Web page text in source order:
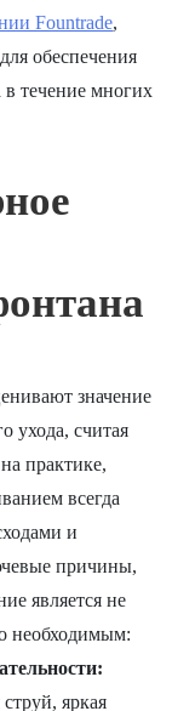
Fountrade,
обеспечения
течение многих
значение
ухода, считая
практике,
всегда
и
причины,
является не
необходимым:
яркая